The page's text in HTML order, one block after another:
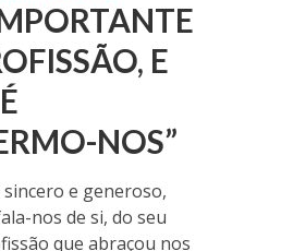
E
NOS”
e generoso,
nos de si, do seu
que abraçou nos